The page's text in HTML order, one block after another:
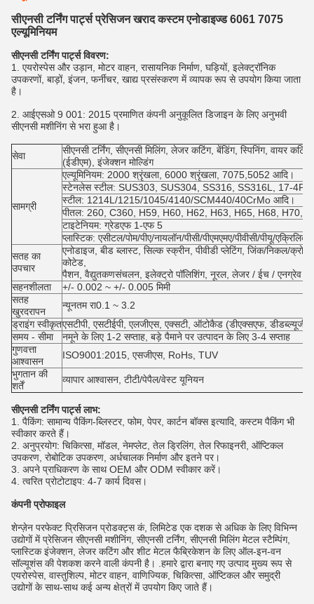
सीएनसी टर्निंग पार्ट्स प्रेसिजन खराद कस्टम एनोडाइज्ड 6061 7075
एल्यूमिनियम
सीएनसी टर्निंग पार्ट्स विवरण:
1. एयरोस्पेस और उड़ान, मोटर वाहन, रासायनिक निर्माण, घड़ियों, इलेक्ट्रॉनिक
उपकरणों, बाड़ों, इंजन, फर्नीचर, खाद्य प्रसंस्करण में व्यापक रूप से उपयोग किया जाता
है।
2. आईएसओ 9 001: 2015 प्रमाणित कंपनी अनुकूलित डिजाइन के लिए अनुभवी
सीएनसी मशीनिंग से भरा हुआ है।
सेवा
सीएनसी टर्निंग, सीएनसी मिलिंग, लेजर कटिंग, बेंडिंग, स्पिनिंग, वायर
(ईडीएम), इंजेक्शन मोल्डिंग
सामग्री
एल्यूमिनियम: 2000 श्रृंखला, 6000 श्रृंखला, 7075,5052 आदि।
स्टेनलेस स्टील: SUS303, SUS304, SS316, SS316L, 17-
स्टील: 1214L/1215/1045/4140/SCM440/40CrMo आदि।
पीतल: 260, C360, H59, H60, H62, H63, H65, H68, H70,
टाइटेनियम: ग्रेडएफ 1-एफ 5
प्लास्टिक: एसीटल/पोम/पीए/नायलॉन/पीसी/पीएमएमए/पीवीसी/पीयू/
सतह का
उपचार
एनोडाइज, बीड ब्लास्ट, सिल्क स्क्रीन, पीवीडी प्लेटिंग, जिंक/निकल/
कोटेड,
पैशन, वैद्युतकणसंचलन, इलेक्ट्रो पॉलिशिंग, नूरल, लेजर / ईच / एनग्रेव
सहनशीलता
+/- 0.002 ~ +/- 0.005 मिमी
सतह
खुरदरापन
न्यूनतम रा0.1 ~ 3.2
ड्राइंग स्वीकृतएसटीपी, एसटीईपी, एलजीएस, एक्सटी, ऑटोकैड (डीएक्सएफ,
समय - सीमा
नमूने के लिए 1-2 सप्ताह, बड़े पैमाने पर उत्पादन के लिए 3-4 सप्ताह
गुणवत्ता
आश्वासन
ISO9001:2015, एसजीएस, RoHs, TUV
भुगतान की
शर्तें
व्यापार आश्वासन, टीटी/पेपैल/वेस्ट यूनियन
सीएनसी टर्निंग पार्ट्स लाभ:
1. पैकिंग: सामान्य पैकिंग-ब्लिस्टर, फोम, पेपर, कार्टन बॉक्स इत्यादि, कस्टम पैकिंग भी
स्वीकार करते हैं।
2. अनुप्रयोग: चिकित्सा, मॉडल, नेमप्लेट, तेल ड्रिलिंग, तेल रिफाइनरी, ऑप्टिकल
उपकरण, रोबोटिक उपकरण, अर्धचालक निर्माण और इतने पर।
3. अपने प्राधिकरण के साथ OEM और ODM स्वीकार करें।
4. त्वरित प्रोटोटाइप: 4-7 कार्य दिवस।
कंपनी प्रोफाइल
शेन्ज़ेन परफेक्ट प्रिसिजन प्रोडक्ट्स कं, लिमिटेड एक दशक से अधिक के लिए विभिन्न
उद्योगों में प्रेसिजन सीएनसी मशीनिंग, सीएनसी टर्निंग, सीएनसी मिलिंग मेटल स्टैम्पिंग,
प्लास्टिक इंजेक्शन, लेजर कटिंग और शीट मेटल फैब्रिकेशन के लिए ऑल-इन-वन
सॉल्यूशंस की पेशकश करने वाली कंपनी है। .हमारे द्वारा बनाए गए उत्पाद मुख्य रूप से
एयरोस्पेस, वास्तुशिल्प, मोटर वाहन, वाणिज्यिक, चिकित्सा, ऑप्टिकल और समुद्री
उद्योगों के साथ-साथ कई अन्य क्षेत्रों में उपयोग किए जाते हैं।